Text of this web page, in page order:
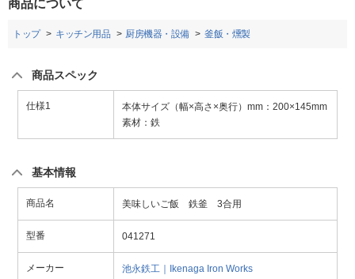
商品について
トップ キッチン用品 厨房機器・設備 釜飯・燻製
商品スペック
仕様1
本体サイズ（幅×高さ×奥行）mm：200×145mm
素材：鉄
基本情報
商品名 美味しいご飯 鉄釜 3合用
型番 041271
メーカー 池永鉄工｜Ikenaga Iron Works